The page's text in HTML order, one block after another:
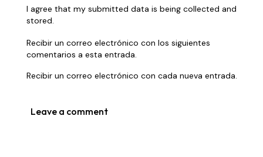
I agree that my submitted data is being collected and
stored.
Recibir un correo electrónico con los siguientes
comentarios a esta entrada.
Recibir un correo electrónico con cada nueva entrada.